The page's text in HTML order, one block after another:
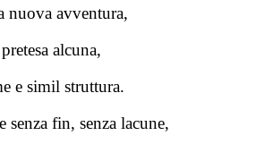
nuova avventura,
alcuna,
e simil struttura.
senza fin, senza lacune,